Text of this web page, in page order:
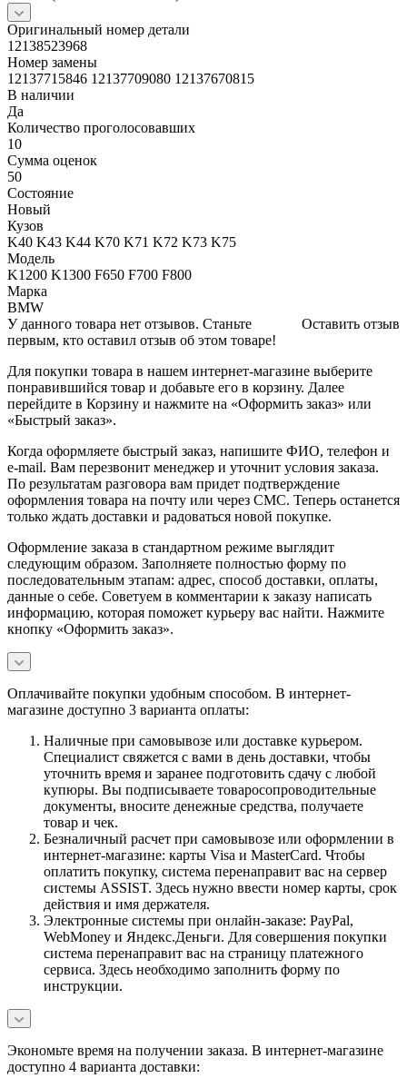
Оригинальный номер детали
12138523968
Номер замены
12137715846 12137709080 12137670815
В наличии
Да
Количество проголосовавших
10
Сумма оценок
50
Состояние
Новый
Кузов
K40 K43 K44 K70 K71 K72 K73 K75
Модель
K1200 K1300 F650 F700 F800
Марка
BMW
Оставить отзыв
У данного товара нет отзывов. Станьте
первым, кто оставил отзыв об этом товаре!
Для покупки товара в нашем интернет-магазине выберите
понравившийся товар и добавьте его в корзину. Далее
перейдите в Корзину и нажмите на «Оформить заказ» или
«Быстрый заказ».
Когда оформляете быстрый заказ, напишите ФИО, телефон и
e-mail. Вам перезвонит менеджер и уточнит условия заказа.
По результатам разговора вам придет подтверждение
оформления товара на почту или через СМС. Теперь останется
только ждать доставки и радоваться новой покупке.
Оформление заказа в стандартном режиме выглядит
следующим образом. Заполняете полностью форму по
последовательным этапам: адрес, способ доставки, оплаты,
данные о себе. Советуем в комментарии к заказу написать
информацию, которая поможет курьеру вас найти. Нажмите
кнопку «Оформить заказ».
Оплачивайте покупки удобным способом. В интернет-
магазине доступно 3 варианта оплаты:
Наличные при самовывозе или доставке курьером.
Специалист свяжется с вами в день доставки, чтобы
уточнить время и заранее подготовить сдачу с любой
купюры. Вы подписываете товаросопроводительные
документы, вносите денежные средства, получаете
товар и чек.
Безналичный расчет при самовывозе или оформлении в
интернет-магазине: карты Visa и MasterCard. Чтобы
оплатить покупку, система перенаправит вас на сервер
системы ASSIST. Здесь нужно ввести номер карты, срок
действия и имя держателя.
Электронные системы при онлайн-заказе: PayPal,
WebMoney и Яндекс.Деньги. Для совершения покупки
система перенаправит вас на страницу платежного
сервиса. Здесь необходимо заполнить форму по
инструкции.
Экономьте время на получении заказа. В интернет-магазине
доступно 4 варианта доставки: